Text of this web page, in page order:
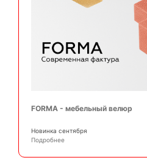
FORMA - мебельный велюр
Новинка сентября
Подробнее